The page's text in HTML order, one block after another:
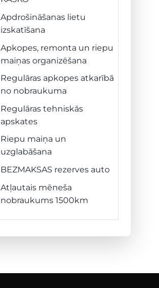
Apdrošināšanas lietu
izskatīšana
Apkopes, remonta un riepu
maiņas organizēšana
Regulāras apkopes atkarībā
no nobraukuma
Regulāras tehniskās
apskates
Riepu maiņa un
uzglabāšana
BEZMAKSAS rezerves auto
Atļautais mēneša
nobraukums 1500km